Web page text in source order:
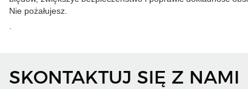
Nie pożałujesz.
SKONTAKTUJ SIĘ Z NAMI